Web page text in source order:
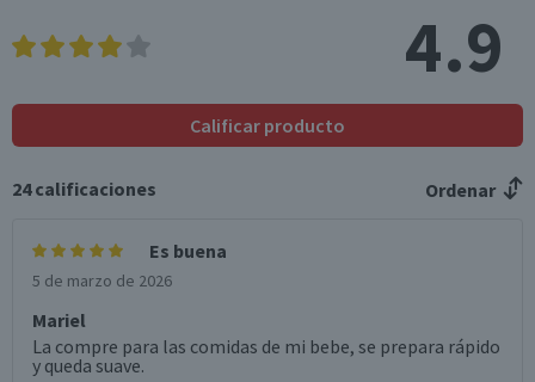
4.9
Calificar producto
24 calificaciones Ordenar
Es buena
5 de marzo de 2026
Mariel
La compre para las comidas de mi bebe, se prepara rápido
y queda suave.